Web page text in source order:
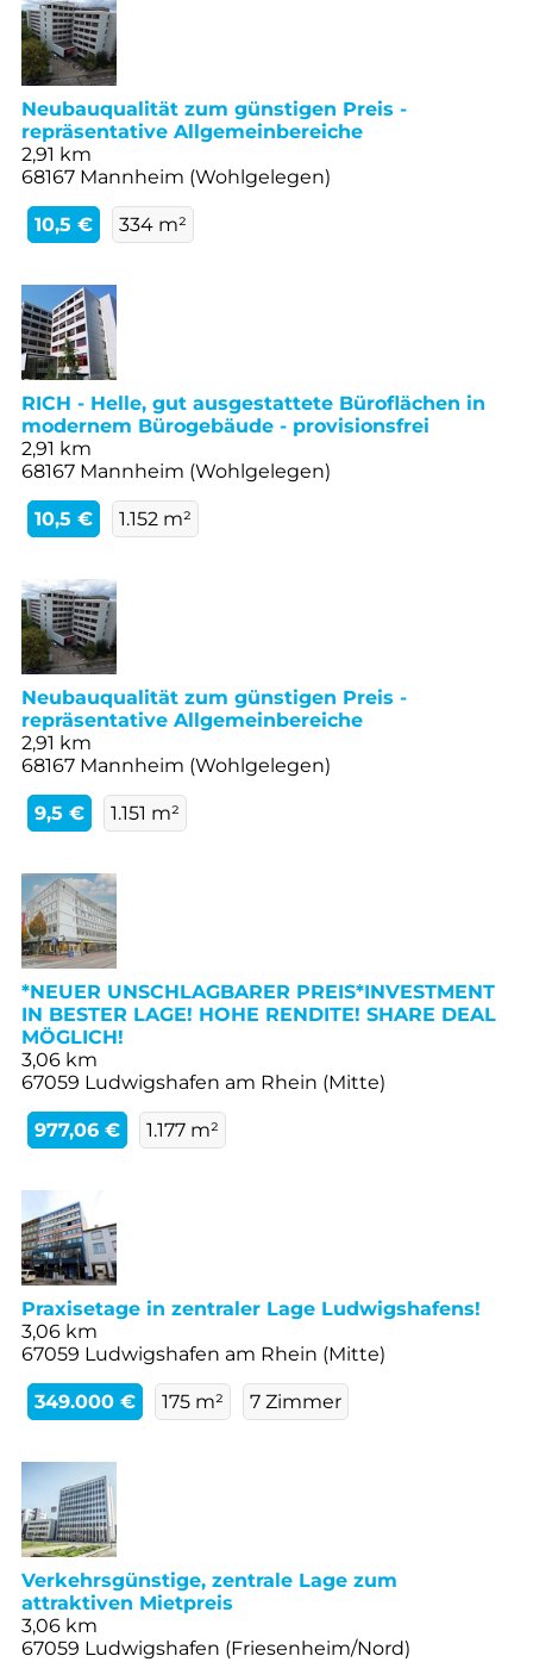
Neubauqualität zum günstigen Preis -
repräsentative Allgemeinbereiche
2,91 km
68167 Mannheim (Wohlgelegen)
10,5 € 334 m²
RICH - Helle, gut ausgestattete Büroflächen in
modernem Bürogebäude - provisionsfrei
2,91 km
68167 Mannheim (Wohlgelegen)
10,5 € 1.152 m²
Neubauqualität zum günstigen Preis -
repräsentative Allgemeinbereiche
2,91 km
68167 Mannheim (Wohlgelegen)
9,5 € 1.151 m²
*NEUER UNSCHLAGBARER PREIS*INVESTMENT
IN BESTER LAGE! HOHE RENDITE! SHARE DEAL
MÖGLICH!
3,06 km
67059 Ludwigshafen am Rhein (Mitte)
977,06 € 1.177 m²
Praxisetage in zentraler Lage Ludwigshafens!
3,06 km
67059 Ludwigshafen am Rhein (Mitte)
349.000 € 175 m² 7 Zimmer
Verkehrsgünstige, zentrale Lage zum
attraktiven Mietpreis
3,06 km
67059 Ludwigshafen (Friesenheim/Nord)